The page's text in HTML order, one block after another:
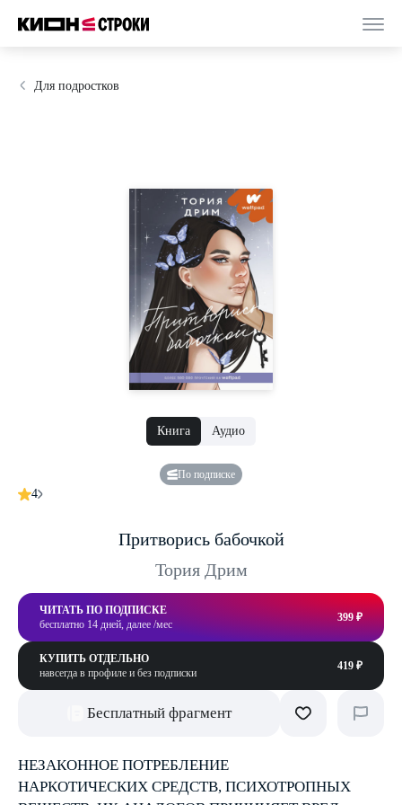
Для подростков
Книга Аудио
По подписке
4
Притворись бабочкой
Тория Дрим
ЧИТАТЬ ПО ПОДПИСКЕ
бесплатно 14 дней, далее /мес
399 ₽
КУПИТЬ ОТДЕЛЬНО
навсегда в профиле и без подписки
419 ₽
Бесплатный фрагмент
НЕЗАКОННОЕ ПОТРЕБЛЕНИЕ
НАРКОТИЧЕСКИХ СРЕДСТВ, ПСИХОТРОПНЫХ